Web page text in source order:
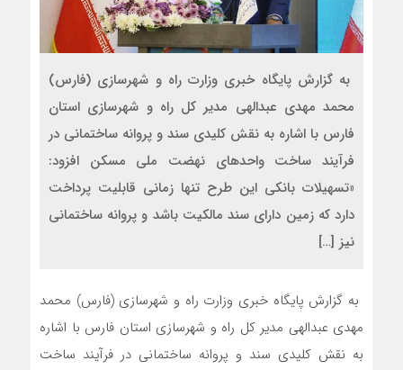
به گزارش پایگاه خبری وزارت راه و شهرسازی (فارس)
محمد مهدی عبدالهی مدیر کل راه و شهرسازی استان
فارس با اشاره به نقش کلیدی سند و پروانه ساختمانی در
فرآیند ساخت واحدهای نهضت ملی مسکن افزود:
«تسهیلات بانکی این طرح تنها زمانی قابلیت پرداخت
دارد که زمین دارای سند مالکیت باشد و پروانه ساختمانی
نیز […]
به گزارش پایگاه خبری وزارت راه و شهرسازی (فارس) محمد
مهدی عبدالهی مدیر کل راه و شهرسازی استان فارس با اشاره
به نقش کلیدی سند و پروانه ساختمانی در فرآیند ساخت